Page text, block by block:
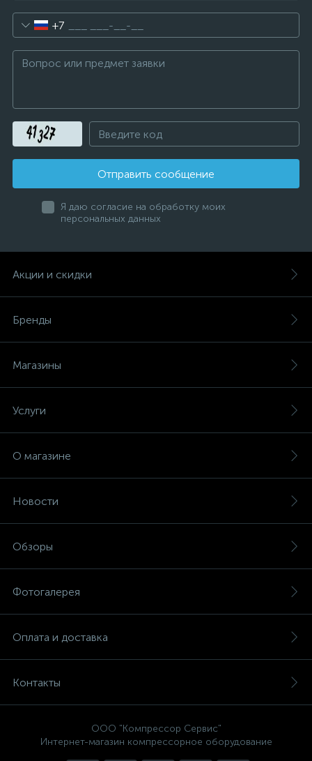
+7
Отправить сообщение
Я даю согласие на обработку моих
персональных данных
Акции и скидки
Бренды
Магазины
Услуги
О магазине
Новости
Обзоры
Фотогалерея
Оплата и доставка
Контакты
ООО "Компрессор Сервис"
Интернет-магазин компрессорное оборудование